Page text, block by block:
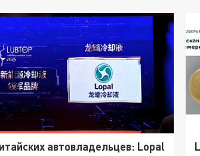
автовладельцев: Lopal